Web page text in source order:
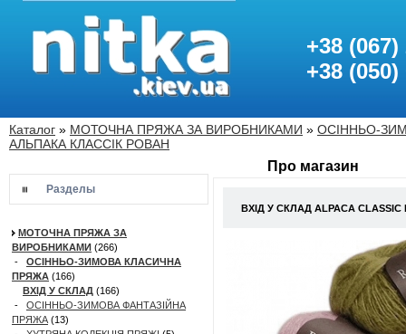
+38 (067)
+38 (050)
Каталог » МОТОЧНА ПРЯЖА ЗА ВИРОБНИКАМИ » ОСІННЬО-
АЛЬПАКА КЛАССІК РОВАН
Разделы
МОТОЧНА ПРЯЖА ЗА
ВИРОБНИКАМИ (266)
- ОСІННЬО-ЗИМОВА КЛАСИЧНА
ПРЯЖА (166)
ВХІД У СКЛАД (166)
- ОСІННЬО-ЗИМОВА ФАНТАЗІЙНА
ПРЯЖА (13)
Про магазин
ВХІД У СКЛАД ALPACA